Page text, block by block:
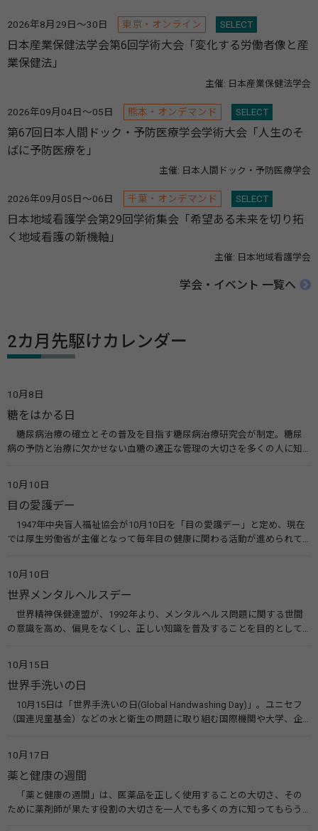
2026年8月29日～30日 東京・オンライン SELECT
日本産業保健法学会第6回学術大会「変化する労働者像と産
業保健法」
主催: 日本産業保健法学会
2026年09月04日～05日 熊本・オンデマンド SELECT
第67回日本人間ドック・予防医療学会学術大会「人生のそ
ばに予防医療を」
主催: 日本人間ドック・予防医療学会
2026年09月05日～06日 千葉・オンデマンド SELECT
日本地域看護学会第29回学術集会「希望ある未来を切り拓
く地域看護の新機軸」
主催: 日本地域看護学会
学会・イベント 一覧へ
2カ月先駆けカレンダー
10月8日
糖をはかる日
糖尿病治療の確立とその普及を目指す糖尿病治療研究会が制定。糖尿
病の予防と治療に欠かせない血糖の適正な管理の大切さを多くの人に知
療研究会） 糖尿病ネットワーク
10月10日
目の愛護デー
1947年中央盲人福祉協会が10月10日を「目の愛護デー」と定め、現在
では厚生労働省が主催となって毎年目の健康に関わる活動が進められて
会）
10月10日
世界メンタルヘルスデー
世界精神保健連盟が、1992年より、メンタルヘルス問題に関する世間
の意識を高め、偏見をなくし、正しい知識を普及することを目的として、
す。 関連リンク 世界メンタルヘルスデー（厚生労働省） 働く人のメンタ
ルヘルス・ポータルサイト「こころの耳」（厚生労働省）
10月15日
世界手洗いの日
10月15日は「世界手洗いの日(Global Handwashing Day)」。ユニセフ
（国連児童基金）などの水と衛生の問題に取り組む国際機関や大学、企
10月17日
薬と健康の週間
「薬と健康の週間」は、医薬品を正しく使用することの大切さ、その
ために薬剤師が果たす役割の大切さを一人でも多くの方に知ってもらう